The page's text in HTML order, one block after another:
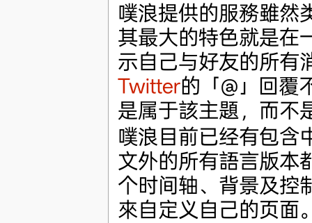
噗浪提供的服務雖然
其最大的特色就是在
示自己与好友的所有
Twitter的「@」回覆
是属于該主題，而不
噗浪目前已经有包含
文外的所有語言版本
个时间轴、背景及控
來自定义自己的页面